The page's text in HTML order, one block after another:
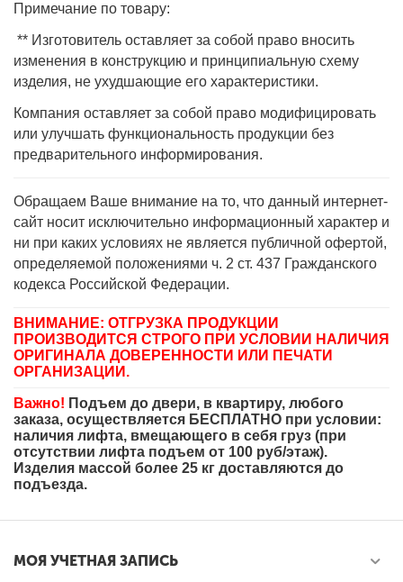
Примечание по товару:
** Изготовитель оставляет за собой право вносить
изменения в конструкцию и принципиальную схему
изделия, не ухудшающие его характеристики.
Компания оставляет за собой право модифицировать
или улучшать функциональность продукции без
предварительного информирования.
Обращаем Ваше внимание на то, что данный интернет-
сайт носит исключительно информационный характер и
ни при каких условиях не является публичной офертой,
определяемой положениями ч. 2 ст. 437 Гражданского
кодекса Российской Федерации.
ВНИМАНИЕ: ОТГРУЗКА ПРОДУКЦИИ
ПРОИЗВОДИТСЯ СТРОГО ПРИ УСЛОВИИ НАЛИЧИЯ
ОРИГИНАЛА ДОВЕРЕННОСТИ ИЛИ ПЕЧАТИ
ОРГАНИЗАЦИИ.
Важно! Подъем до двери, в квартиру, любого
заказа, осуществляется БЕСПЛАТНО при условии:
наличия лифта, вмещающего в себя груз (при
отсутствии лифта подъем от 100 руб/этаж).
Изделия массой более 25 кг доставляются до
подъезда.
МОЯ УЧЕТНАЯ ЗАПИСЬ